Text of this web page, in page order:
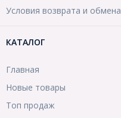
Условия возврата и обмена
КАТАЛОГ
Главная
Новые товары
Топ продаж